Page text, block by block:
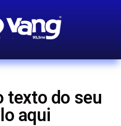
texto do seu
aqui